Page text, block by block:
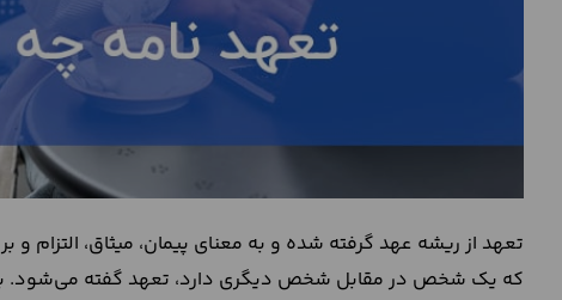
تعهد از ریشه عهد گرفته شده و به معنای پیمان، میثاق،
که یک شخص در مقابل شخص دیگری دارد، تعهد گفته می‌شود.